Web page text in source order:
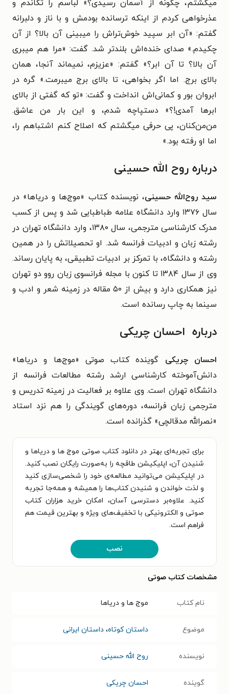
می‏گشتم، چگونه از آسمان رسیدی؟» لباسم را تکاندم و
عذرخواهی کردم از اینکه ترسانده بودمش و با ناز و دلبرانه
گفتم: «آن ابر سپید خوش‌تراش را می‏بینی آن بالا؟ از آن
چکیدم.» صدای خنده‏‌اش بلندتر شد. گفت: «مرا هم می‏بری
آن بالا؟ تا آن ابر؟» گفتم: «عزیزم، نمی‏ماند آنجا، همان
بالای برج. اما اگر بخواهی، تا بالای برج می‏برمت.» گره در
ابروان بور و کمانی‌‏اش انداخت و گفت: «تو که گفتی از بالای
ابرها آمدی!؟» دستپاچه شدم، و این بار من عاشق.
من‌من‏‌کنان، پی حرفی می‏گشتم که اصلاح کنم اشتباهم را،
اما او رفته بود.»
درباره روح الله حسینی
سید روح‌‌الله حسینی، نویسنده کتاب «موج‌ها و دریاها» در
سال ۱۳۷۶ وارد دانشگاه علامه طباطبایی شد و پس از کسب
مدرک کارشناسی مترجمی، سال ۱۳۸۰، وارد دانشگاه تهران در
رشته زبان و ادبیات فرانسه شد. او تحصیلاتش را در همین
رشته و دانشگاه، با تمرکز بر ادبیات تطبیقی، به پایان رساند.
وی از سال ۱۳۸۴ تا کنون با مجله فرانسوی زبان روو دو تهران
نیز همکاری دارد و بیش از ۵۰ مقاله در زمینه شعر و ادب و
سینما به چاپ رسانده است.
درباره احسان چریکی
احسان چریکی گوینده کتاب صوتی «موج‌ها و دریاها»
دانش‌آموخته‌ کارشناسی ارشد رشته‌ مطالعات فرانسه از
دانشگاه تهران است. وی علاوه بر فعالیت در زمینه‌ تدریس و
مترجمی زبان فرانسه، دوره‌های گویندگی را هم نزد استاد
«نصرالله مدقالچی» گذرانده است.
برای تجربه‌ای بهتر در دانلود کتاب صوتی موج‌ ها و دریاها و
شنیدن آن، اپلیکیشن طاقچه را به‌صورت رایگان نصب کنید.
در اپلیکیشن می‌توانید مطالعه‌ی خود را شخصی‌سازی کنید
و لذت خواندن و شنیدن کتاب‌ها را همیشه و همه‌جا تجربه
کنید. علاوه‌بر دسترسی آسان، امکان خرید هزاران کتاب
صوتی و الکترونیکی با تخفیف‌های ویژه و بهترین قیمت هم
فراهم است.
نصب
مشخصات کتاب صوتی
نام کتاب موج‌ ها و دریاها
موضوع داستان کوتاه، داستان ایرانی
نویسنده روح الله حسینی
گوینده احسان چریکی